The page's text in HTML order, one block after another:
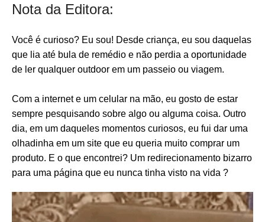
Nota da Editora:
Você é curioso? Eu sou! Desde criança, eu sou daquelas
que lia até bula de remédio e não perdia a oportunidade
de ler qualquer outdoor em um passeio ou viagem.
Com a internet e um celular na mão, eu gosto de estar
sempre pesquisando sobre algo ou alguma coisa. Outro
dia, em um daqueles momentos curiosos, eu fui dar uma
olhadinha em um site que eu queria muito comprar um
produto. E o que encontrei? Um redirecionamento bizarro
para uma página que eu nunca tinha visto na vida ?